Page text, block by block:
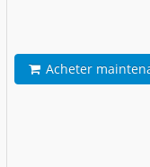
Acheter